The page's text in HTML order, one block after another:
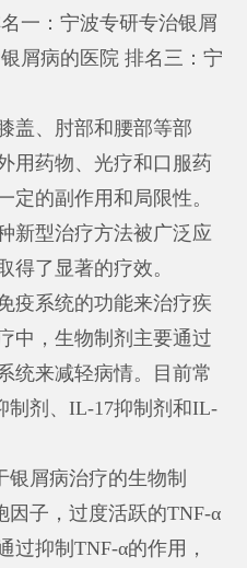
一：宁波专研专治银屑
屑病的医院 排名三：宁
、肘部和腰部等部
用药物、光疗和口服药
定的副作用和局限性。
新型治疗方法被广泛应
得了显著的疗效。
系统的功能来治疗疾
中，生物制剂主要通过
统来减轻病情。目前常
制剂、IL-17抑制剂和IL-
屑病治疗的生物制
因子，过度活跃的TNF-α
过抑制TNF-α的作用，